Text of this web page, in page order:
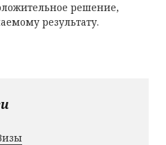
решение,
результату.